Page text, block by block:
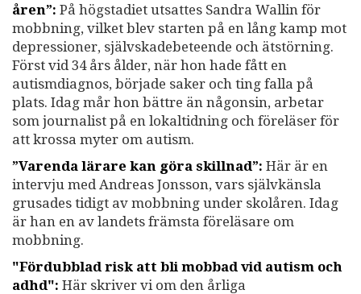
åren”: På högstadiet utsattes Sandra Wallin för
mobbning, vilket blev starten på en lång kamp mot
depressioner, självskadebeteende och ätstörning.
Först vid 34 års ålder, när hon hade fått en
autismdiagnos, började saker och ting falla på
plats. Idag mår hon bättre än någonsin, arbetar
som journalist på en lokaltidning och föreläser för
att krossa myter om autism.
”Varenda lärare kan göra skillnad”: Här är en
intervju med Andreas Jonsson, vars självkänsla
grusades tidigt av mobbning under skolåren. Idag
är han en av landets främsta föreläsare om
mobbning.
"Fördubblad risk att bli mobbad vid autism och
adhd": Här skriver vi om den årliga